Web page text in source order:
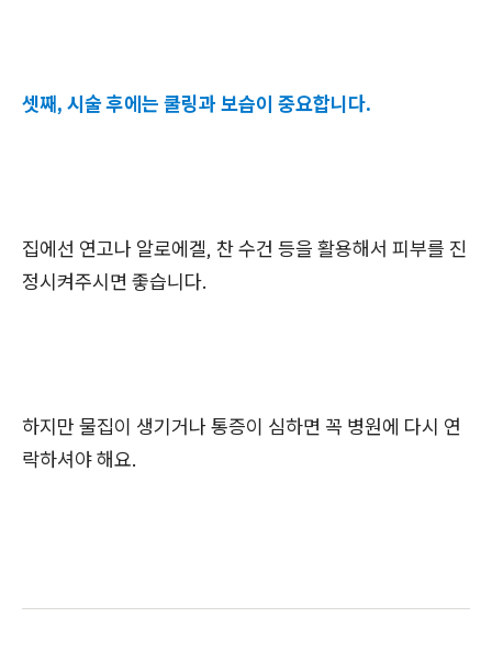
셋째, 시술 후에는 쿨링과 보습이 중요합니다.
집에선 연고나 알로에겔, 찬 수건 등을 활용해서 피부를 진
정시켜주시면 좋습니다.
하지만 물집이 생기거나 통증이 심하면 꼭 병원에 다시 연
락하셔야 해요.